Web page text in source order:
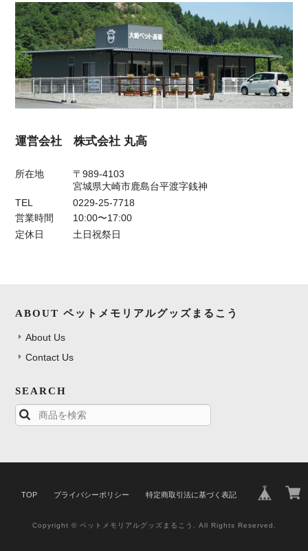
運営会社 株式会社 丸高
所在地
〒989-4103
宮城県大崎市鹿島台平渡字銭神
TEL
0229-25-7718
営業時間
10:00〜17:00
定休日
土日祝祭日
ABOUT ペットメモリアルグッズまるこう
About Us
Contact Us
SEARCH
TOP プライバシーポリシー 特定商取引法に基づく表記
Copyright © ペットメモリアルグッズまるこう. All Rights Reserved.